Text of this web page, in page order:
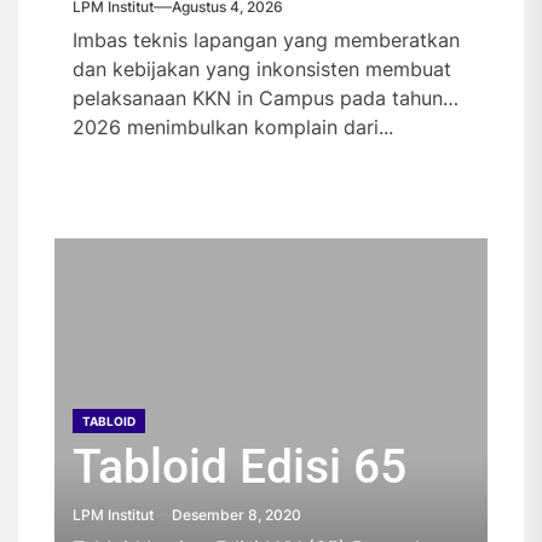
LPM Institut Agustus 4, 2026
Imbas teknis lapangan yang memberatkan
dan kebijakan yang inkonsisten membuat
pelaksanaan KKN in Campus pada tahun
2026 menimbulkan komplain dari...
TABLOID
Tabloid Edisi 65
LPM Institut Desember 8, 2020
TABLOID
Tabloid Edisi 64
LPM Institut Oktober 26, 2020
TABLOID
Tabloid Edisi 63
LPM Institut Oktober 23, 2019
TABLOID
Tabloid Edisi 62
LPM Institut Oktober 23, 2019
TABLOID
Tabloid Edisi 61